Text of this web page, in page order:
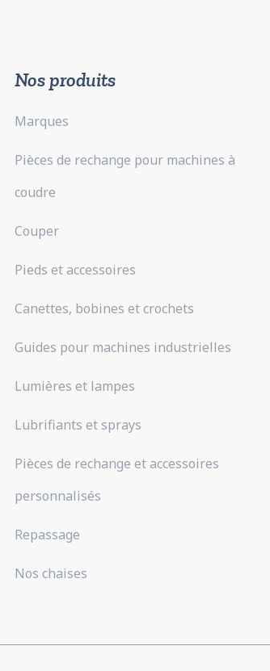
Nos produits
Marques
Pièces de rechange pour machines à
coudre
Couper
Pieds et accessoires
Canettes, bobines et crochets
Guides pour machines industrielles
Lumières et lampes
Lubrifiants et sprays
Pièces de rechange et accessoires
personnalisés
Repassage
Nos chaises